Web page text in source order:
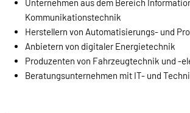
Unternehmen aus dem Bereich
Kommunikationstechnik
Herstellern von Automatisierungs- und
Anbietern von digitaler Energietechnik
Produzenten von Fahrzeugtechnik und -
Beratungsunternehmen mit IT- und